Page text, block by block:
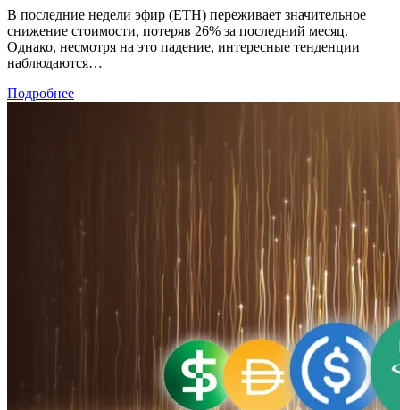
В последние недели эфир (ETH) переживает значительное
снижение стоимости, потеряв 26% за последний месяц.
Однако, несмотря на это падение, интересные тенденции
наблюдаются…
Подробнее